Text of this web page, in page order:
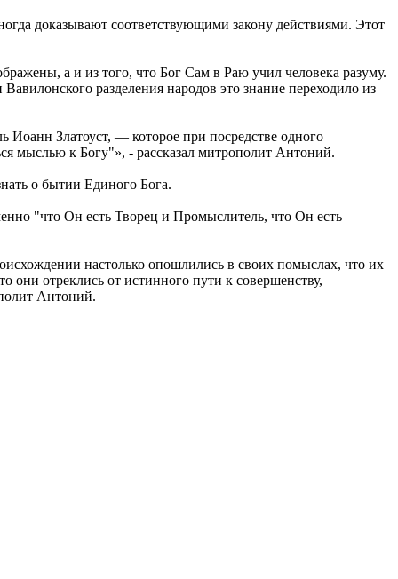
доказывают соответствующими закону действиями. Этот
а и из того, что Бог Сам в Раю учил человека разуму.
разделения народов это знание переходило из
Златоуст, — которое при посредстве одного
мыслью к Богу"», - рассказал митрополит Антоний.
о бытии Единого Бога.
"что Он есть Творец и Промыслитель, что Он есть
настолько опошлились в своих помыслах, что их
они отреклись от истинного пути к совершенству,
Антоний.